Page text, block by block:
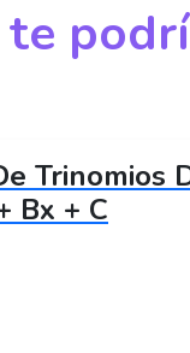
te
Trinomios
Bx + C